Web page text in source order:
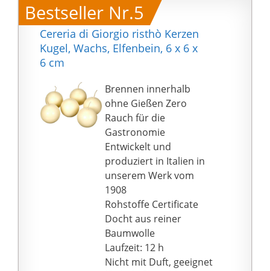
Bestseller Nr.5
Cereria di Giorgio risthò Kerzen
Kugel, Wachs, Elfenbein, 6 x 6 x
6 cm
Brennen innerhalb
ohne Gießen Zero
Rauch für die
Gastronomie
Entwickelt und
produziert in Italien in
unserem Werk vom
1908
Rohstoffe Certificate
Docht aus reiner
Baumwolle
Laufzeit: 12 h
Nicht mit Duft, geeignet